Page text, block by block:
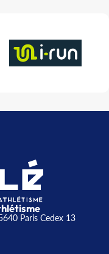
Paris Cedex 13